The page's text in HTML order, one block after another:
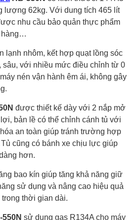
lượng 62kg. Với dung tích 465 lít
nhu cầu bảo quản thực phẩm
hàng…
lạnh nhôm, kết hợp quạt lồng sóc
sâu, với nhiều mức điều chỉnh từ 0
nén vận hành êm ái, không gây
được thiết kế dày với 2 nắp mở
bản lề có thể chỉnh cánh tủ với
an toàn giúp tránh trường hợp
cũng có bánh xe chịu lực giúp
hơn.
bao kín giúp tăng khả năng giữ
sử dụng và nâng cao hiệu quả
thời gian dài.
sử dụng gas R134A cho máy